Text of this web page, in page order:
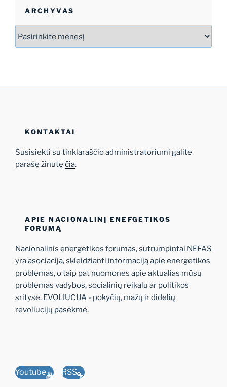
ARCHYVAS
KONTAKTAI
Susisiekti su tinklaraščio administratoriumi galite
parašę žinutę čia.
APIE NACIONALINĮ ENEFGETIKOS
FORUMĄ
Nacionalinis energetikos forumas, sutrumpintai NEFAS
yra asociacija, skleidžianti informaciją apie energetikos
problemas, o taip pat nuomones apie aktualias mūsų
problemas vadybos, socialinių reikalų ar politikos
srityse. EVOLIUCIJA - pokyčių, mažų ir didelių
revoliucijų pasekmė.
Youtube RSS